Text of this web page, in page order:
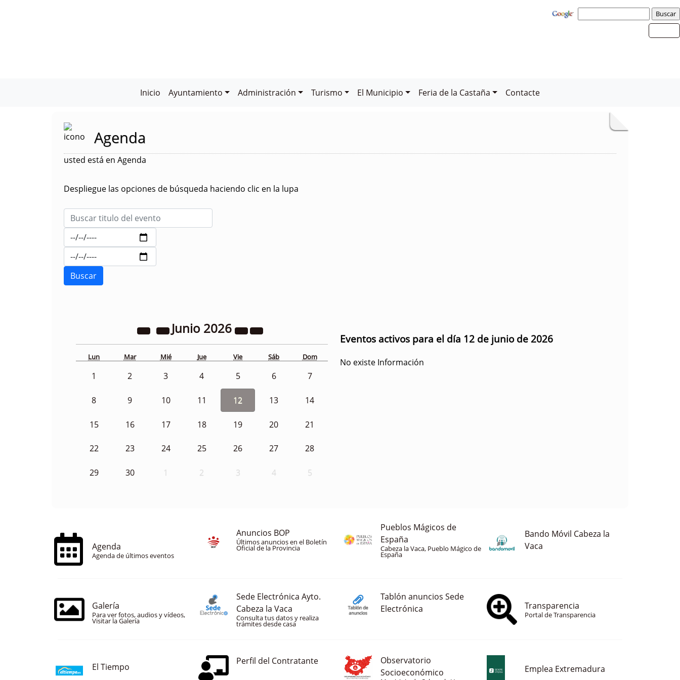
Inicio Ayuntamiento Administración Turismo El Municipio Feria de la Castaña Contacte
Agenda
usted está en Agenda
Despliegue las opciones de búsqueda haciendo clic en la lupa
Junio 2026
Lun Mar Mié Jue Vie Sáb Dom
1 2 3 4 5 6 7
8 9 10 11 12 13 14
15 16 17 18 19 20 21
22 23 24 25 26 27 28
29 30 1 2 3 4 5
Eventos activos para el día 12 de junio de 2026
No existe Información
Agenda
Agenda de últimos eventos
Anuncios BOP
Últimos anuncios en el Boletín
Oficial de la Provincia
Pueblos Mágicos de
España
Cabeza la Vaca, Pueblo Mágico de
España
Bando Móvil Cabeza la
Vaca
Galería
Para ver fotos, audios y vídeos,
Visitar la Galería
Sede Electrónica Ayto.
Cabeza la Vaca
Consulta tus datos y realiza
trámites desde casa
Tablón anuncios Sede
Electrónica
Transparencia
Portal de Transparencia
El Tiempo
Perfil del Contratante
Observatorio
Socioeconómico
Emplea Extremadura